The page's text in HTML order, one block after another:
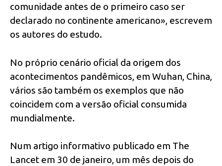
comunidade antes de o primeiro caso ser
declarado no continente americano», escrevem
os autores do estudo.
No próprio cenário oficial da origem dos
acontecimentos pandêmicos, em Wuhan, China,
vários são também os exemplos que não
coincidem com a versão oficial consumida
mundialmente.
Num artigo informativo publicado em The
Lancet em 30 de janeiro, um mês depois do